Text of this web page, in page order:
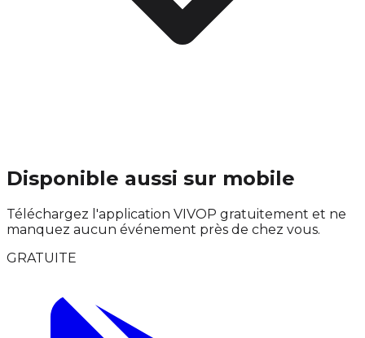
Disponible aussi sur mobile
Téléchargez l'application VIVOP gratuitement et ne
manquez aucun événement près de chez vous.
GRATUITE